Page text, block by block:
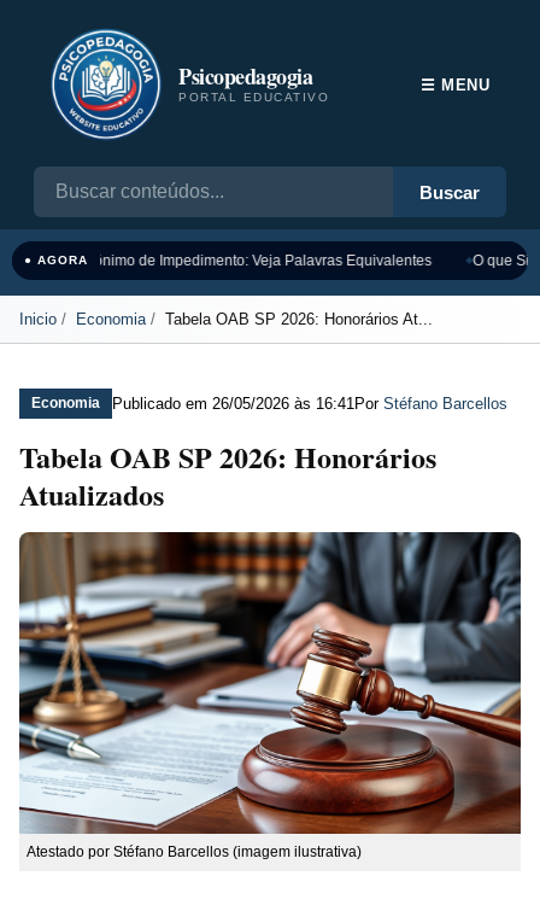
Psicopedagogia
PORTAL EDUCATIVO
Buscar
☰ MENU
● AGORASinônimo de Impedimento: Veja Palavras Equivalentes O que
Inicio Economia Tabela OAB SP 2026: Honorários At...
Economia Publicado em 26/05/2026 às 16:41 Por Stéfano Barcellos
Tabela OAB SP 2026: Honorários
Atualizados
Atestado por Stéfano Barcellos (imagem ilustrativa)